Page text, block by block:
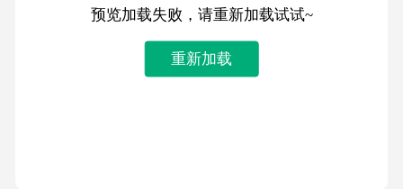
预览加载失败，请重新加载试试~
重新加载